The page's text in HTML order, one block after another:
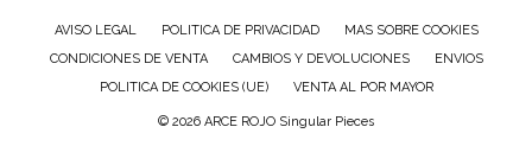
AVISO LEGAL POLITICA DE PRIVACIDAD
MAS SOBRE COOKIES
CONDICIONES DE VENTA
CAMBIOS Y DEVOLUCIONES
ENVIOS
POLITICA DE COOKIES (UE)
VENTA AL POR MAYOR
© 2026 ARCE ROJO Singular Pieces